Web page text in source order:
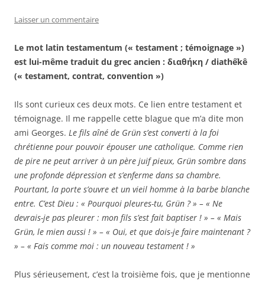
Laisser un commentaire
Le mot latin testamentum (« testament ; témoignage »)
est lui-même traduit du grec ancien : διαθήκη / diathếkê
(« testament, contrat, convention »)
Ils sont curieux ces deux mots. Ce lien entre testament et
témoignage. Il me rappelle cette blague que m’a dite mon
ami Georges. Le fils aîné de Grün s’est converti à la foi
chrétienne pour pouvoir épouser une catholique. Comme rien
de pire ne peut arriver à un père juif pieux, Grün sombre dans
une profonde dépression et s’enferme dans sa chambre.
Pourtant, la porte s’ouvre et un vieil homme à la barbe blanche
entre. C’est Dieu : « Pourquoi pleures-tu, Grün ? » – « Ne
devrais-je pas pleurer : mon fils s’est fait baptiser ! » – « Mais
Grün, le mien aussi ! » – « Oui, et que dois-je faire maintenant ?
» – « Fais comme moi : un nouveau testament ! »
Plus sérieusement, c’est la troisième fois, que je mentionne